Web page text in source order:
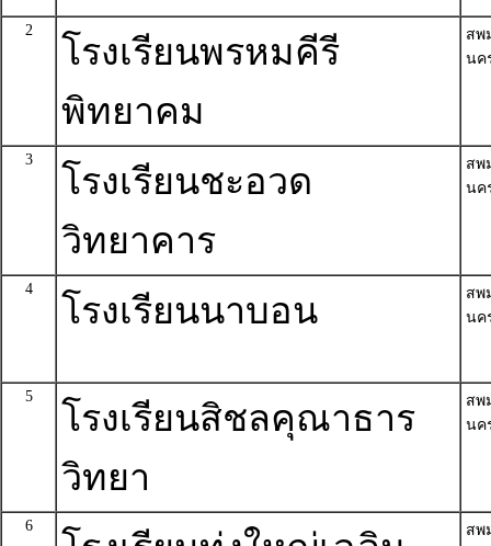
2
โรงเรียนพรหมคีรี
พิทยาคม
สพ
นค
3
โรงเรียนชะอวด
วิทยาคาร
สพ
นค
4
โรงเรียนนาบอน
สพ
นค
5
โรงเรียนสิชลคุณาธาร
วิทยา
สพ
นค
6
สพ